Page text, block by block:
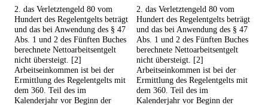
2. das Verletztengeld 80 vom
Hundert des Regelentgelts beträgt
und das bei Anwendung des § 47
Abs. 1 und 2 des Fünften Buches
berechnete Nettoarbeitsentgelt
nicht übersteigt. [2]
Arbeitseinkommen ist bei der
Ermittlung des Regelentgelts mit
dem 360. Teil des im
Kalenderjahr vor Beginn der
2. das Verletztengeld 80 vom
Hundert des Regelentgelts beträgt
und das bei Anwendung des § 47
Abs. 1 und 2 des Fünften Buches
berechnete Nettoarbeitsentgelt
nicht übersteigt. [2]
Arbeitseinkommen ist bei der
Ermittlung des Regelentgelts mit
dem 360. Teil des im
Kalenderjahr vor Beginn der